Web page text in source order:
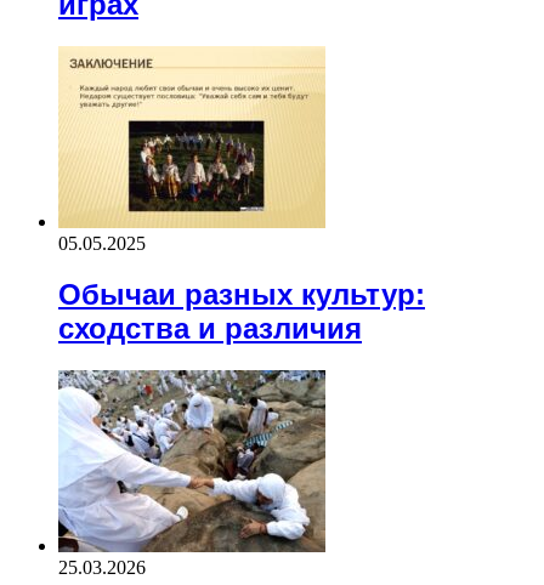
05.05.2025
Обычаи разных культур:
сходства и различия
25.03.2026